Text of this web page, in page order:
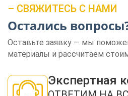
– СВЯЖИТЕСЬ С НАМИ
Остались
Оставьте заявку — мы
материалы и рассчитаем
Экспертная
ЗАКАЗАТЬ